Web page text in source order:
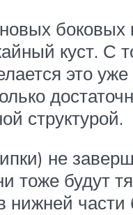
боковых
куст. С
это
структурой.
не
тоже будут